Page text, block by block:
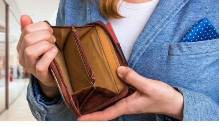
Перейти к основному содержанию